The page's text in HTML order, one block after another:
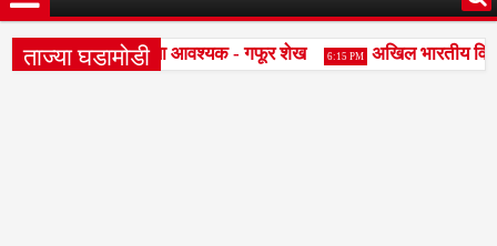
ताज्या घडामोडी
शालेय स्पर्धा परीक्षा आवश्यक - गफूर शेख 6:15 PM अखिल भारतीय